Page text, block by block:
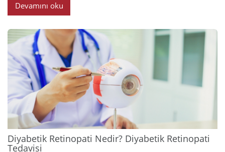
Devamını oku
Diyabetik Retinopati Nedir? Diyabetik Retinopati
Tedavisi